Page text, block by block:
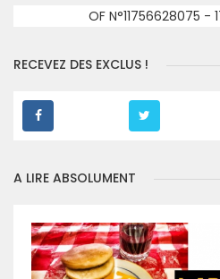
OF N°11756628075 -
RECEVEZ DES EXCLUS !
A LIRE ABSOLUMENT